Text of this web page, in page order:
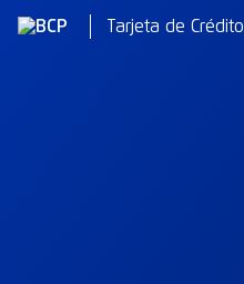
Tarjeta de Crédito